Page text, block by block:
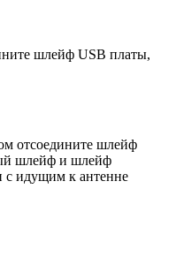
шлейф USB платы,
отсоедините шлейф
шлейф и шлейф
с идущим к антенне